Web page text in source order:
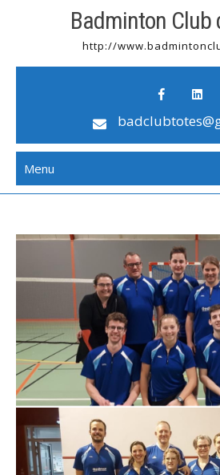
Badminton Club
http://
Menu